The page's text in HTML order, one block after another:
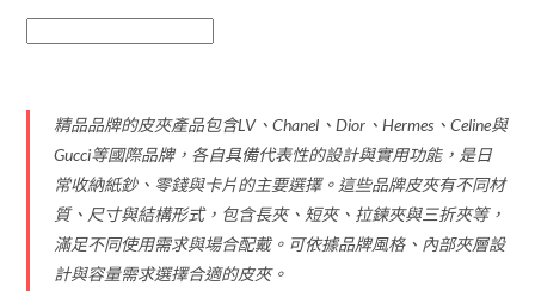
精品品牌的皮夾產品包含LV、Chanel、Dior、Hermes、Celine與
Gucci等國際品牌，各自具備代表性的設計與實用功能，是日
常收納紙鈔、零錢與卡片的主要選擇。這些品牌皮夾有不同材
質、尺寸與結構形式，包含長夾、短夾、拉鍊夾與三折夾等，
滿足不同使用需求與場合配戴。可依據品牌風格、內部夾層設
計與容量需求選擇合適的皮夾。